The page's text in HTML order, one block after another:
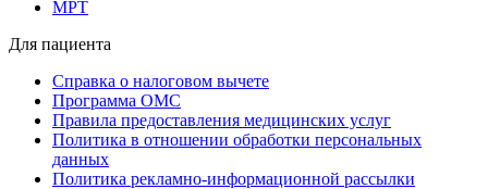
МРТ
Для пациента
Справка о налоговом вычете
Программа ОМС
Правила предоставления медицинских услуг
Политика в отношении обработки персональных
данных
Политика рекламно-информационной рассылки